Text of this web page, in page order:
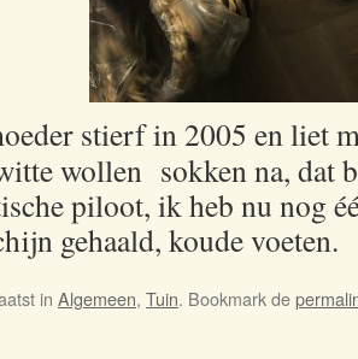
stierf in 2005 en liet
wollen sokken na, dat
piloot, ik heb nu nog
gehaald, koude voeten.
in Algemeen, Tuin. Bookmark de